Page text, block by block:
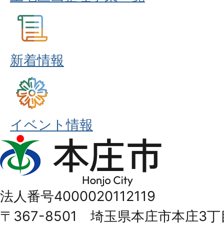
新着情報
イベント情報
本
庄
Honjo
法人番号4000020112119
〒367-8501 埼玉県本庄市本庄3丁